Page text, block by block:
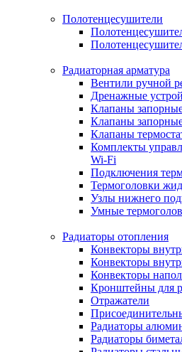
Полотенцесушители
Радиаторная арматура
Вентили ручной
Дренажные
Клапаны
Клапаны
Клапаны
Комплекты
Wi-Fi
Подключения
Термоголовки
Узлы нижнего
Умные
Радиаторы отопления
Конвекторы
Конвекторы
Конвекторы
Кронштейны для
Отражатели
Радиаторы
Радиаторы